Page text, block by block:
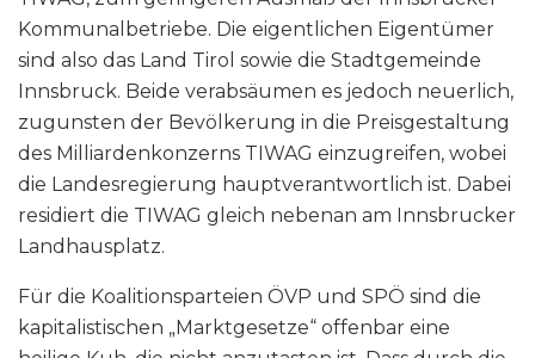
Kommunalbetriebe. Die eigentlichen Eigentümer
sind also das Land Tirol sowie die Stadtgemeinde
Innsbruck. Beide verabsäumen es jedoch neuerlich,
zugunsten der Bevölkerung in die Preisgestaltung
des Milliardenkonzerns TIWAG einzugreifen, wobei
die Landesregierung hauptverantwortlich ist. Dabei
residiert die TIWAG gleich nebenan am Innsbrucker
Landhausplatz.
Für die Koalitionsparteien ÖVP und SPÖ sind die
kapitalistischen „Marktgesetze“ offenbar eine